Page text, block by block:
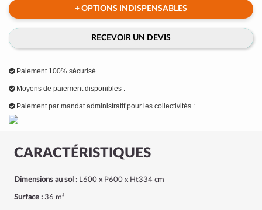
CARACTÉRISTIQUES
Dimensions au sol : L600 x P600 x Ht334 cm
Surface : 36 m²
+ OPTIONS INDISPENSABLES
RECEVOIR UN DEVIS
Paiement 100% sécurisé
Moyens de paiement disponibles :
Paiement par mandat administratif pour les collectivités :